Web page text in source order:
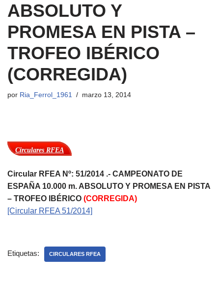
ABSOLUTO Y
PROMESA EN PISTA –
TROFEO IBÉRICO
(CORREGIDA)
por Ria_Ferrol_1961 marzo 13, 2014
Circulares RFEA
Circular RFEA Nº: 51/2014 .- CAMPEONATO DE
ESPAÑA 10.000 m. ABSOLUTO Y PROMESA EN PISTA
– TROFEO IBÉRICO (CORREGIDA)
[Circular RFEA 51/2014]
Etiquetas: CIRCULARES RFEA